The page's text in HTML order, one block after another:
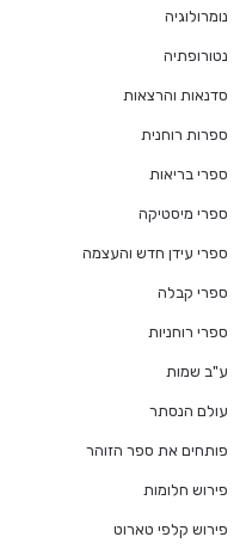
נומרולוגיה
נטורופתיה
סדנאות והרצאות
ספרות רוחנית
ספרי בריאות
ספרי מיסטיקה
ספרי עידן חדש והעצמה
ספרי קבלה
ספרי רוחניות
ע"ב שמות
עולם הנסתר
פותחים את ספר הזוהר
פירוש חלומות
פירוש קלפי טארוט